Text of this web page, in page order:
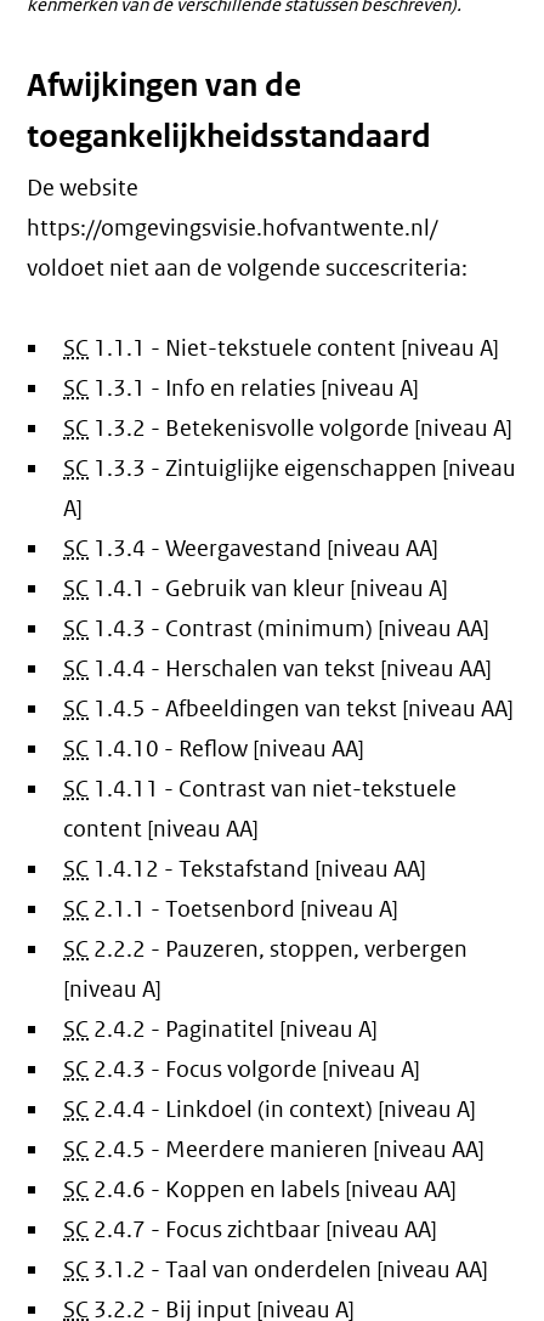
kenmerken van de verschillende statussen beschreven).
Afwijkingen van de
toegankelijkheidsstandaard
De website
https://omgevingsvisie.hofvantwente.nl/
voldoet niet aan de volgende succescriteria:
SC 1.1.1 - Niet-tekstuele content [niveau A]
SC 1.3.1 - Info en relaties [niveau A]
SC 1.3.2 - Betekenisvolle volgorde [niveau A]
SC 1.3.3 - Zintuiglijke eigenschappen [niveau
A]
SC 1.3.4 - Weergavestand [niveau AA]
SC 1.4.1 - Gebruik van kleur [niveau A]
SC 1.4.3 - Contrast (minimum) [niveau AA]
SC 1.4.4 - Herschalen van tekst [niveau AA]
SC 1.4.5 - Afbeeldingen van tekst [niveau AA]
SC 1.4.10 - Reflow [niveau AA]
SC 1.4.11 - Contrast van niet-tekstuele
content [niveau AA]
SC 1.4.12 - Tekstafstand [niveau AA]
SC 2.1.1 - Toetsenbord [niveau A]
SC 2.2.2 - Pauzeren, stoppen, verbergen
[niveau A]
SC 2.4.2 - Paginatitel [niveau A]
SC 2.4.3 - Focus volgorde [niveau A]
SC 2.4.4 - Linkdoel (in context) [niveau A]
SC 2.4.5 - Meerdere manieren [niveau AA]
SC 2.4.6 - Koppen en labels [niveau AA]
SC 2.4.7 - Focus zichtbaar [niveau AA]
SC 3.1.2 - Taal van onderdelen [niveau AA]
SC 3.2.2 - Bij input [niveau A]